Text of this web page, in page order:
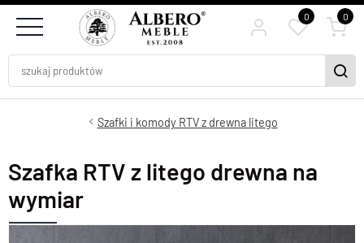
0 0
Szafki i komody RTV z drewna litego
Szafka RTV z litego drewna na
wymiar